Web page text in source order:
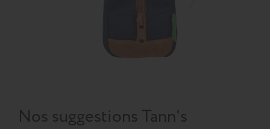
Nos suggestions Tann's